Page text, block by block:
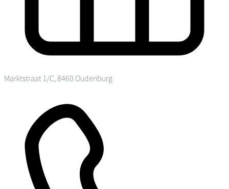
Marktstraat 1/C, 8460 Oudenburg